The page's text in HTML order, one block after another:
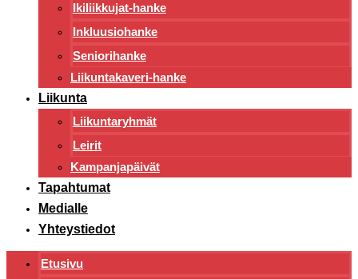
Ikiliikkujat-hanke
Inkluusiohanke
Seniorihanke
Liikuntakaveri-hanke
Liikunta
Liikuntaryhmät
Leirit
Kampanjapäivät
Tapahtumat
Medialle
Yhteystiedot
Etusivu